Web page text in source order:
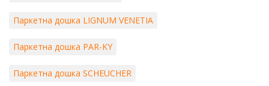
Паркетна дошка LIGNUM VENETIA
Паркетна дошка PAR-KY
Паркетна дошка SCHEUCHER